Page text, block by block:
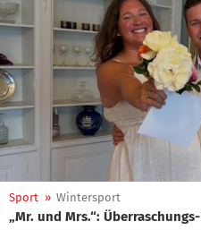
Sport » Wintersport
„Mr. und Mrs.“: